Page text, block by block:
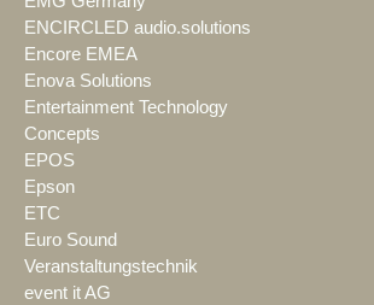
ENCIRCLED audio.solutions
Encore EMEA
Enova Solutions
Entertainment Technology
Concepts
EPOS
Epson
ETC
Euro Sound
Veranstaltungstechnik
event it AG